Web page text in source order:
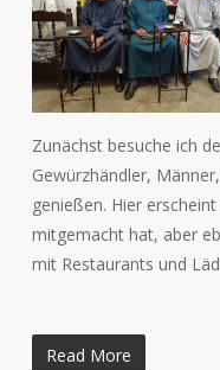
Zunächst besuche ich
Gewürzhändler,
genießen. Hier
mitgemacht hat, aber
mit Restaurants und
Read More